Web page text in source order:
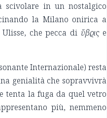
in un nostalgico
la Milano onirica a
che pecca di ὕβϱιςe
Internazionale) resta
genialità che sopravvivrà
tenta la fuga da quel vetro
più, nemmeno